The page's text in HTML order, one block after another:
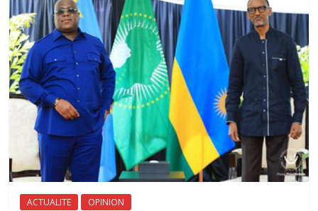
ACTUALITE OPINION